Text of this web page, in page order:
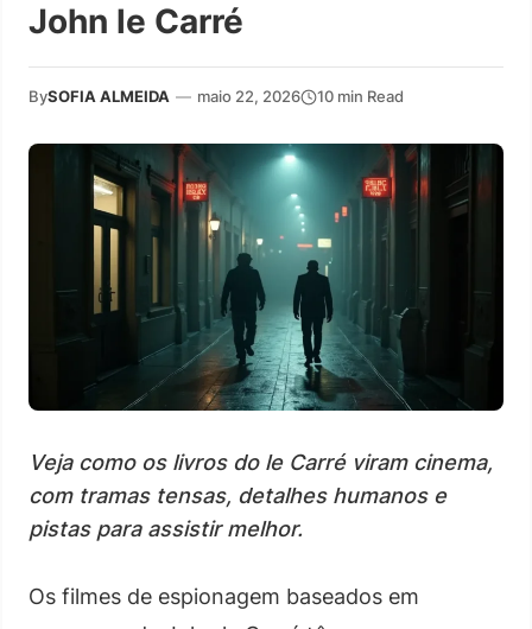
John le Carré
BySOFIA ALMEIDA — maio 22, 2026 10 min Read
Veja como os livros do le Carré viram cinema,
com tramas tensas, detalhes humanos e
pistas para assistir melhor.
Os filmes de espionagem baseados em